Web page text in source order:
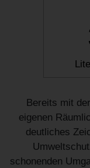
Bereits mit
eigenen
deutliches
schonenden